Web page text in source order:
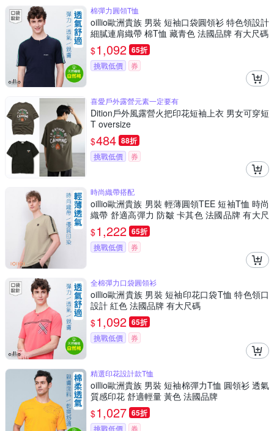
棉彈力圓領T恤
oillio歐洲貴族 男裝 短袖口袋圓領衫 特色領設計
細膩連肩織帶 棉T恤 藏青色 法國品牌 有大尺碼
$1,092 65折
挑戰低價 券
喜愛戶外露營元素一定要有
Dition戶外風露營火把印花短袖上衣 男女可穿短
T oversize
$484 88折
挑戰低價 券
時尚織帶搭配
oillio歐洲貴族 男裝 輕薄圓領TEE 短袖T恤 時尚
織帶 舒適高彈力 防皺 卡其色 法國品牌 有大尺
碼
$1,222 65折
挑戰低價 券
全棉彈力口袋圓領衫
oillio歐洲貴族 男裝 短袖印花口袋T恤 特色領口
設計 紅色 法國品牌 有大尺碼
$1,092 65折
挑戰低價 券
精選印花設計款T恤
oillio歐洲貴族 男裝 短袖棉彈力T恤 圓領衫 透氣
質感印花 舒適輕量 黃色 法國品牌
$1,027 65折
挑戰低價 券